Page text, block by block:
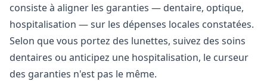
consiste à aligner les garanties — dentaire, optique,
hospitalisation — sur les dépenses locales constatées.
Selon que vous portez des lunettes, suivez des soins
dentaires ou anticipez une hospitalisation, le curseur
des garanties n'est pas le même.